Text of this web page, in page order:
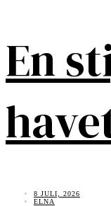
En
8 JULI, 2026
ELNA